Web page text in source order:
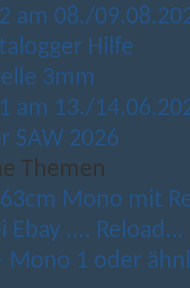
am 08./
Hilfe
3mm
am 13./
SAW 2026
Themen
Mono mit
Ebay .... Reload...
Mono 1 oder